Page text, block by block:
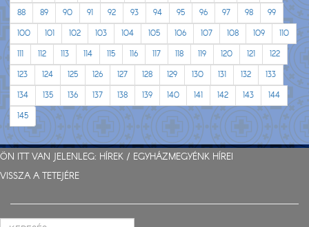
88
89 90 91 92 93 94 95 96 97 98
99
100
101 102 103 104 105 106 107 108 109
110
111
112 113 114 115 116 117 118 119 120 121
122
123
124 125 126 127 128 129 130 131 132
133
134
135 136 137 138 139 140 141 142 143
144
145
ÖN ITT VAN JELENLEG: HÍREK / EGYHÁZMEGYÉNK HÍREI
VISSZA A TETEJÉRE